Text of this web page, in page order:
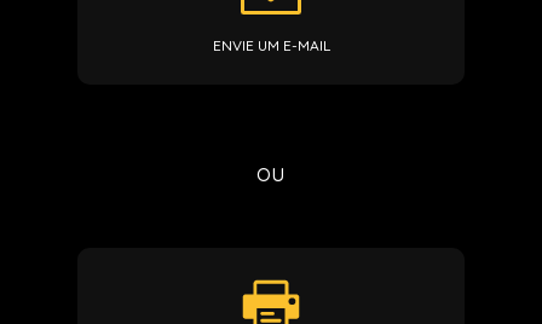
ENVIE UM E-MAIL
ou